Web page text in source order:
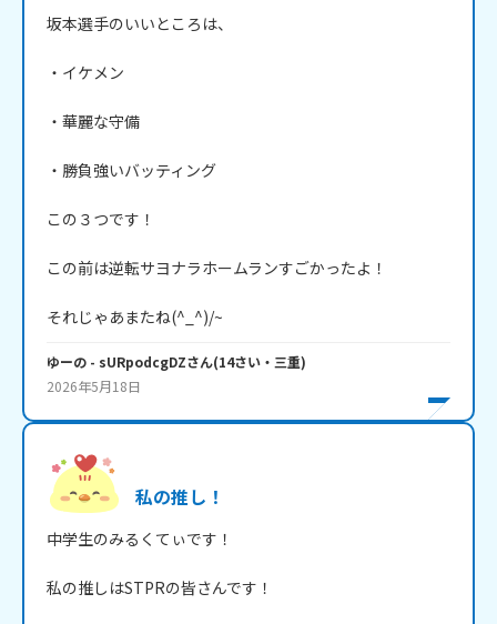
坂本選手のいいところは、
・イケメン
・華麗な守備
・勝負強いバッティング
この３つです！
この前は逆転サヨナラホームランすごかったよ！
それじゃあまたね(^_^)/~
ゆーの - sURpodcgDZさん(14さい・ 三重)
2026年5月18日
私の推し！
中学生のみるくてぃです！
私の推しはSTPRの皆さんです！